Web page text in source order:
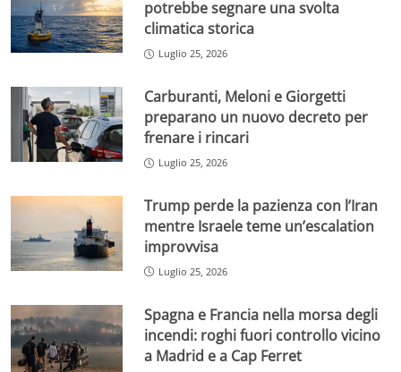
potrebbe segnare una svolta
climatica storica
Luglio 25, 2026
Carburanti, Meloni e Giorgetti
preparano un nuovo decreto per
frenare i rincari
Luglio 25, 2026
Trump perde la pazienza con l’Iran
mentre Israele teme un’escalation
improvvisa
Luglio 25, 2026
Spagna e Francia nella morsa degli
incendi: roghi fuori controllo vicino
a Madrid e a Cap Ferret